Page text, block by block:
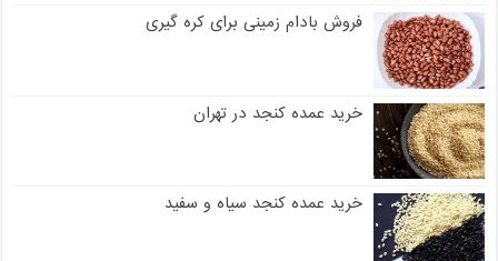
فروش بادام زمینی برای کره گیری
خرید عمده کنجد در تهران
خرید عمده کنجد سیاه و سفید